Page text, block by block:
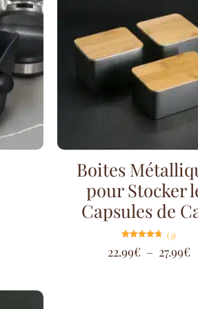
Boites
pour Stocker
Capsules de
4.67
sur 5
(3)
22.99€ – 27.99€